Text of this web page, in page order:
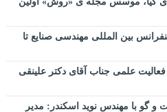
آینده صنعت بانکداری / کنفرانس
عنوان آینده پژوهی نظام بانکداری
بین المللی مهندسی صنایع تا
علمی جناب آقای دکتر علینقی
و گو با مهندس نوید اسکندر: مدیر